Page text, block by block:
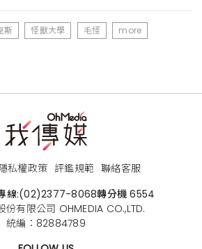
斯 怪獸大學 毛怪 more
私權政策 評鑑規範 聯絡客服
線:(02)2377-8068轉分機 6554
份有限公司 OHMEDIA CO.,LTD.
統編：82884789